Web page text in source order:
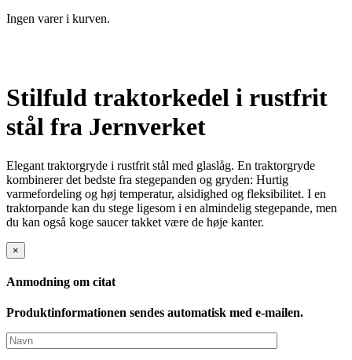
Ingen varer i kurven.
Stilfuld traktorkedel i rustfrit
stål fra Jernverket
Elegant traktorgryde i rustfrit stål med glaslåg. En traktorgryde
kombinerer det bedste fra stegepanden og gryden: Hurtig
varmefordeling og høj temperatur, alsidighed og fleksibilitet. I en
traktorpande kan du stege ligesom i en almindelig stegepande, men
du kan også koge saucer takket være de høje kanter.
×
Anmodning om citat
Produktinformationen sendes automatisk med e-mailen.